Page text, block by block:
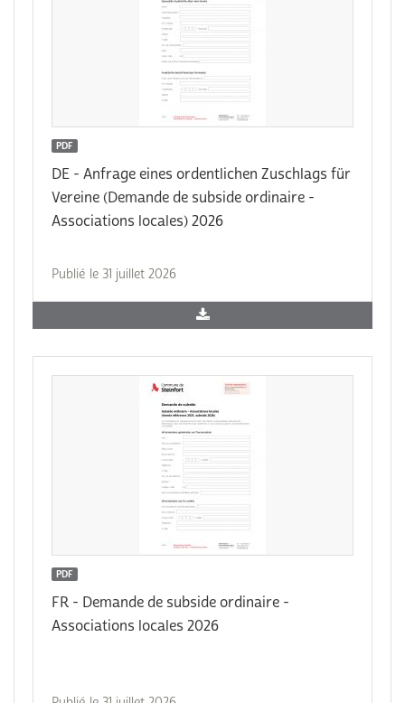
PDF
DE - Anfrage eines ordentlichen Zuschlags für
Vereine (Demande de subside ordinaire -
Associations locales) 2026
Publié le 31 juillet 2026
PDF
FR - Demande de subside ordinaire -
Associations locales 2026